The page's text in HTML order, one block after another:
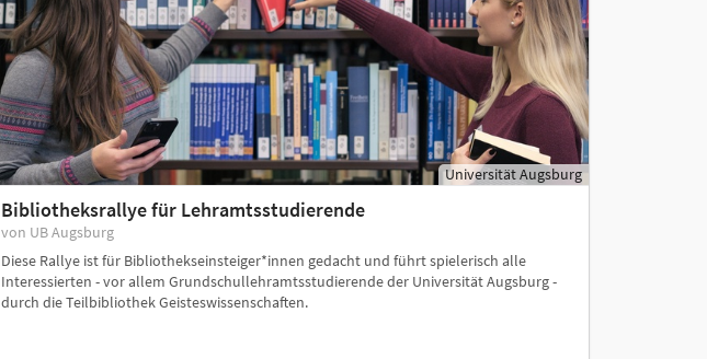
Universität Augsburg
Bibliotheksrallye für Lehramtsstudierende
von UB Augsburg
Diese Rallye ist für Bibliothekseinsteiger*innen gedacht und führt spielerisch alle
Interessierten - vor allem Grundschullehramtsstudierende der Universität Augsburg -
durch die Teilbibliothek Geisteswissenschaften.